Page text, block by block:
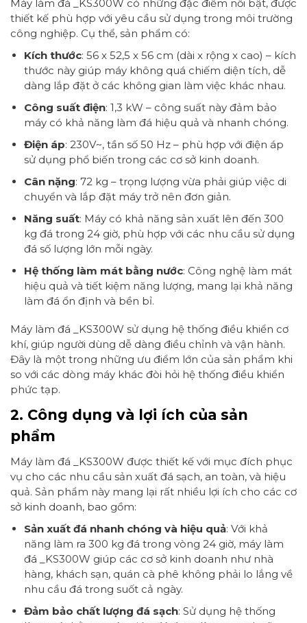
Máy làm đá _KS300W có những đặc điểm nổi bật, được
thiết kế phù hợp với yêu cầu sử dụng trong môi trường
công nghiệp. Cụ thể, sản phẩm có:
Kích thước: 56 x 52,5 x 56 cm (dài x rộng x cao) – kích
thước này giúp máy không quá chiếm diện tích, dễ
dàng lắp đặt ở các không gian làm việc khác nhau.
Công suất điện: 1,3 kW – công suất này đảm bảo
máy có khả năng làm đá hiệu quả và nhanh chóng.
Điện áp: 230V~, tần số 50 Hz – phù hợp với điện áp
sử dụng phổ biến trong các cơ sở kinh doanh.
Cân nặng: 72 kg – trọng lượng vừa phải giúp việc di
chuyển và lắp đặt máy trở nên đơn giản.
Năng suất: Máy có khả năng sản xuất lên đến 300
kg đá trong 24 giờ, phù hợp với các nhu cầu sử dụng
đá số lượng lớn mỗi ngày.
Hệ thống làm mát bằng nước: Công nghệ làm mát
hiệu quả và tiết kiệm năng lượng, mang lại khả năng
làm đá ổn định và bền bỉ.
Máy làm đá _KS300W sử dụng hệ thống điều khiển cơ
khí, giúp người dùng dễ dàng điều chỉnh và vận hành.
Đây là một trong những ưu điểm lớn của sản phẩm khi
so với các dòng máy khác đòi hỏi hệ thống điều khiển
phức tạp.
2. Công dụng và lợi ích của sản
phẩm
Máy làm đá _KS300W được thiết kế với mục đích phục
vụ cho các nhu cầu sản xuất đá sạch, an toàn, và hiệu
quả. Sản phẩm này mang lại rất nhiều lợi ích cho các cơ
sở kinh doanh, bao gồm:
Sản xuất đá nhanh chóng và hiệu quả: Với khả
năng làm ra 300 kg đá trong vòng 24 giờ, máy làm
đá _KS300W giúp các cơ sở kinh doanh như nhà
hàng, khách sạn, quán cà phê không phải lo lắng về
nhu cầu đá trong suốt cả ngày.
Đảm bảo chất lượng đá sạch: Sử dụng hệ thống